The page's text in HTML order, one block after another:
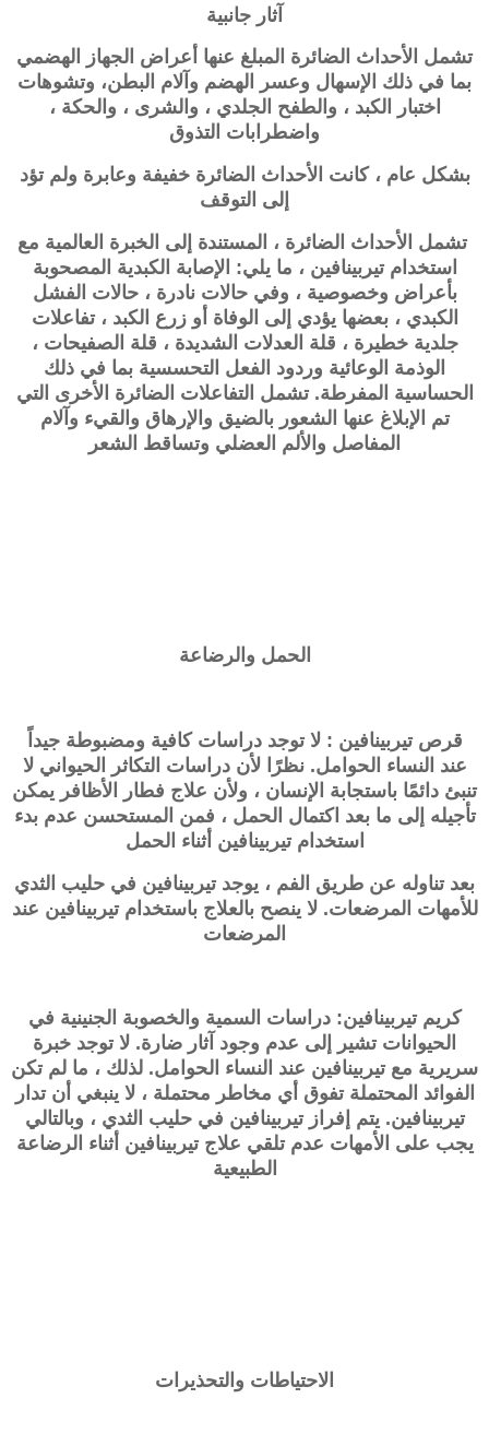
آثار جانبية
تشمل الأحداث الضائرة المبلغ عنها أعراض الجهاز الهضمي
بما في ذلك الإسهال وعسر الهضم وآلام البطن، وتشوهات
اختبار الكبد ، والطفح الجلدي ، والشرى ، والحكة ،
واضطرابات التذوق
بشكل عام ، كانت الأحداث الضائرة خفيفة وعابرة ولم تؤد
إلى التوقف
تشمل الأحداث الضائرة ، المستندة إلى الخبرة العالمية مع
استخدام تيربينافين ، ما يلي: الإصابة الكبدية المصحوبة
بأعراض وخصوصية ، وفي حالات نادرة ، حالات الفشل
الكبدي ، بعضها يؤدي إلى الوفاة أو زرع الكبد ، تفاعلات
جلدية خطيرة ، قلة العدلات الشديدة ، قلة الصفيحات ،
الوذمة الوعائية وردود الفعل التحسسية بما في ذلك
الحساسية المفرطة. تشمل التفاعلات الضائرة الأخرى التي
تم الإبلاغ عنها الشعور بالضيق والإرهاق والقيء وآلام
المفاصل والألم العضلي وتساقط الشعر
الحمل والرضاعة
قرص تيربينافين : لا توجد دراسات كافية ومضبوطة جيداً
عند النساء الحوامل. نظرًا لأن دراسات التكاثر الحيواني لا
تنبئ دائمًا باستجابة الإنسان ، ولأن علاج فطار الأظافر يمكن
تأجيله إلى ما بعد اكتمال الحمل ، فمن المستحسن عدم بدء
استخدام تيربينافين أثناء الحمل
بعد تناوله عن طريق الفم ، يوجد تيربينافين في حليب الثدي
للأمهات المرضعات. لا ينصح بالعلاج باستخدام تيربينافين عند
المرضعات
كريم تيربينافين: دراسات السمية والخصوبة الجنينية في
الحيوانات تشير إلى عدم وجود آثار ضارة. لا توجد خبرة
سريرية مع تيربينافين عند النساء الحوامل. لذلك ، ما لم تكن
الفوائد المحتملة تفوق أي مخاطر محتملة ، لا ينبغي أن تدار
تيربينافين. يتم إفراز تيربينافين في حليب الثدي ، وبالتالي
يجب على الأمهات عدم تلقي علاج تيربينافين أثناء الرضاعة
الطبيعية
الاحتياطات والتحذيرات